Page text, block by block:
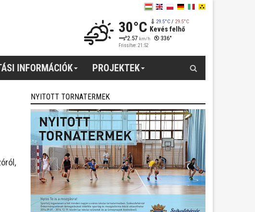
30°C 29.5°C/ 29.5°C
Kevés felhő
2.57 km/h 336°
Frissítve: 21:52
INFORMÁCIÓK PROJEKTEK
NYITOTT TORNATERMEK